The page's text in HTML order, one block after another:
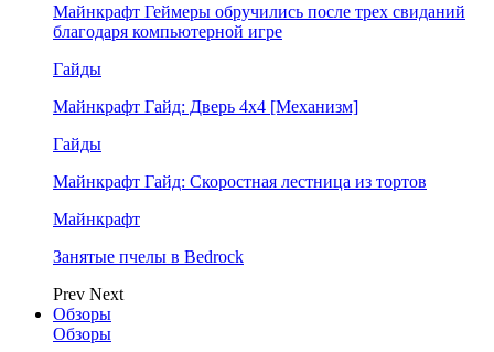
Майнкрафт Геймеры обручились после трех свиданий
благодаря компьютерной игре
Гайды
Майнкрафт Гайд: Дверь 4х4 [Механизм]
Гайды
Майнкрафт Гайд: Скоростная лестница из тортов
Майнкрафт
Занятые пчелы в Bedrock
Prev Next
Обзоры
Обзоры